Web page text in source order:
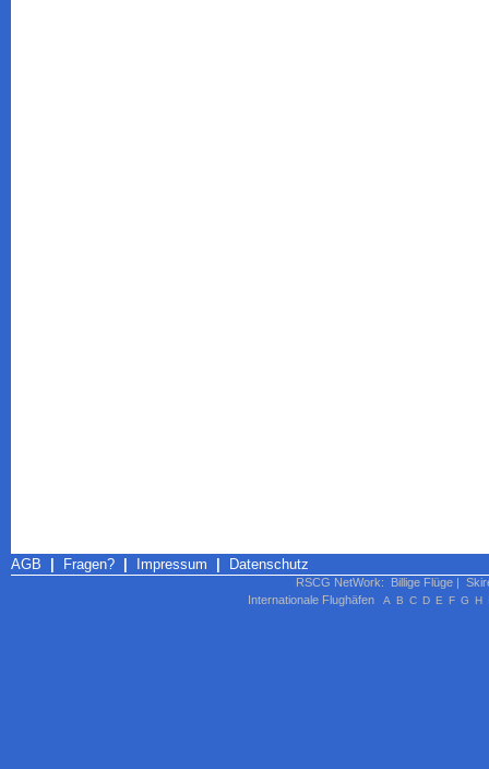
AGB Fragen? Impressum Datenschutz
RSCG NetWork: Billige Flüge |
Internationale Flughäfen
A B C D E F G H